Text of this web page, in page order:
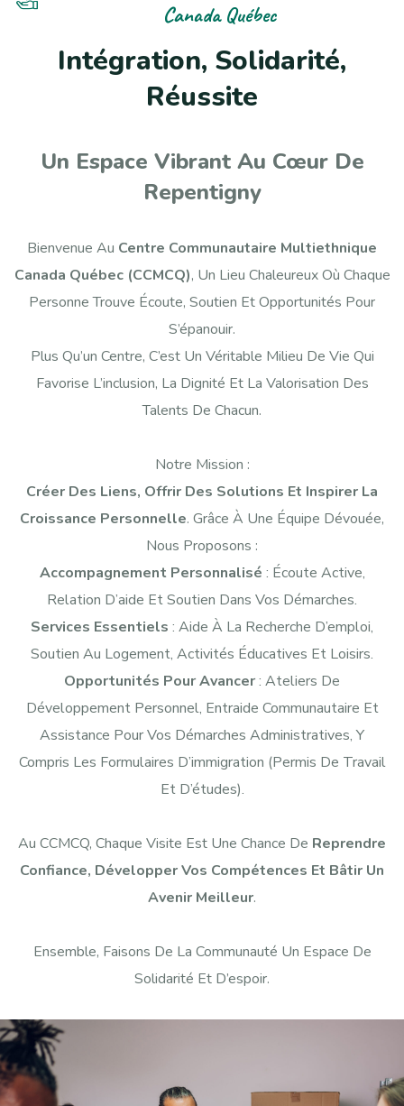
Canada Québec
Intégration, Solidarité,
Réussite
Un Espace Vibrant Au Cœur De
Repentigny
Bienvenue Au Centre Communautaire Multiethnique
Canada Québec (CCMCQ), Un Lieu Chaleureux Où Chaque
Personne Trouve Écoute, Soutien Et Opportunités Pour
S’épanouir.
Plus Qu’un Centre, C’est Un Véritable Milieu De Vie Qui
Favorise L’inclusion, La Dignité Et La Valorisation Des
Talents De Chacun.
Notre Mission :
Créer Des Liens, Offrir Des Solutions Et Inspirer La
Croissance Personnelle. Grâce À Une Équipe Dévouée,
Nous Proposons :
Accompagnement Personnalisé : Écoute Active,
Relation D’aide Et Soutien Dans Vos Démarches.
Services Essentiels : Aide À La Recherche D’emploi,
Soutien Au Logement, Activités Éducatives Et Loisirs.
Opportunités Pour Avancer: Ateliers De
Développement Personnel, Entraide Communautaire Et
Assistance Pour Vos Démarches Administratives, Y
Compris Les Formulaires D’immigration (permis De Travail
Et D’études).
Au CCMCQ, Chaque Visite Est Une Chance De Reprendre
Confiance, Développer Vos Compétences Et Bâtir Un
Avenir Meilleur.
Ensemble, Faisons De La Communauté Un Espace De
Solidarité Et D’espoir.